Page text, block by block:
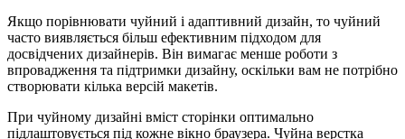
Якщо порівнювати чуйний і адаптивний дизайн, то чуйний
часто виявляється більш ефективним підходом для
досвідчених дизайнерів. Він вимагає менше роботи з
впровадження та підтримки дизайну, оскільки вам не потрібно
створювати кілька версій макетів.
При чуйному дизайні вміст сторінки оптимально
підлаштовується під кожне вікно браузера. Чуйна верстка